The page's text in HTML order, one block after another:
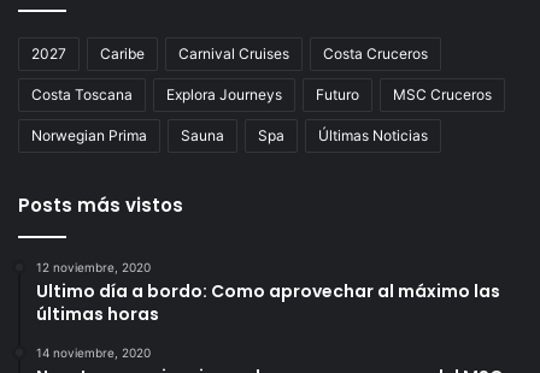
2027 Caribe Carnival Cruises Costa Cruceros
Costa Toscana Explora Journeys Futuro MSC Cruceros
Norwegian Prima Sauna Spa Últimas Noticias
Posts más vistos
12 noviembre, 2020
Ultimo día a bordo: Como aprovechar al máximo las
últimas horas
14 noviembre, 2020